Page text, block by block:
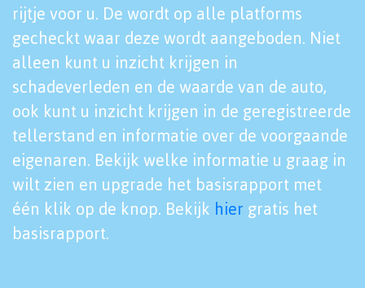
rijtje voor u. De wordt op alle platforms
gecheckt waar deze wordt aangeboden. Niet
alleen kunt u inzicht krijgen in
schadeverleden en de waarde van de auto,
ook kunt u inzicht krijgen in de geregistreerde
tellerstand en informatie over de voorgaande
eigenaren. Bekijk welke informatie u graag in
wilt zien en upgrade het basisrapport met
één klik op de knop. Bekijk hier gratis het
basisrapport.